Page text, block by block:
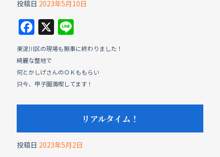
投稿日 2023年5月10日
F
a
c
e
b
o
k
X Li
n
e
東淀川区の現場も無事に終わりました！
綺麗な整地で
何とかしげさんのＯＫももらい
只今、甲子園満喫してます！
リアルタイム！
投稿日 2023年5月2日